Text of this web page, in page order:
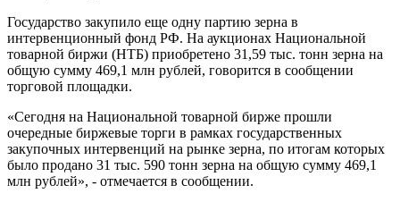
Государство закупило еще одну партию зерна в
интервенционный фонд РФ. На аукционах Национальной
товарной биржи (НТБ) приобретено 31,59 тыс. тонн зерна на
общую сумму 469,1 млн рублей, говорится в сообщении
торговой площадки.
«Сегодня на Национальной товарной бирже прошли
очередные биржевые торги в рамках государственных
закупочных интервенций на рынке зерна, по итогам которых
было продано 31 тыс. 590 тонн зерна на общую сумму 469,1
млн рублей», - отмечается в сообщении.